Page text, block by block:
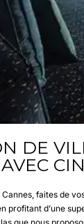
DE
faites de
profitant d’une